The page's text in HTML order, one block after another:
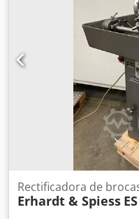
Fresadora universal de
recorridos X/Y/Z – 700/
250x1100 mm
de husillo de 25–1000
rápidos, sentido de giro
fresado horizontal y
dimensiones
Dwodpfx Asxx Tgrsgkja
Rectificadora de
Erhardt & Spiess